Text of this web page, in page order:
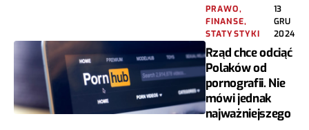
PRAWO,
FINANSE,
STATYSTYKI
13
GRU
2024
Rząd chce odciąć
Polaków od
pornografii. Nie
mówi jednak
najważniejszego